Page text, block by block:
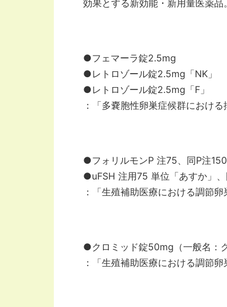
効果とする新効能・新用量医薬品。
●フェマーラ錠2.5mg
●レトロゾール錠2.5mg「NK」
●レトロゾール錠2.5mg「F」
：「多嚢胞性卵巣症候群におけ
●フォリルモンP 注75、同P注150
●uFSH 注用75 単位「あすか」、
：「生殖補助医療における調節
●クロミッド錠50mg（一般名：
：「生殖補助医療における調節